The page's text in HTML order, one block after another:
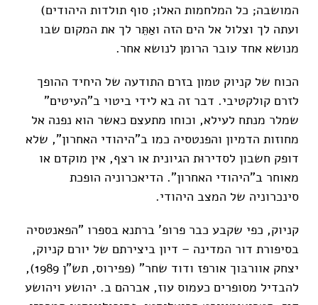
המושבה; כל המלחמות האלו; סוף תולדות היהודים)
ועתה לך וצלול אל הים הזה ואַתֵּר לך את המקום שבו
מנושא אחד עובר הרומן לנושא אחר.
הכוח של קניוק טמון בזרם התודעה של היחיד ההופך
לזרם קולקטיבי. דבר זה בא לידי ביטוי ב"העיטים"
שמלר מנתח לעילא, וכוחו מתעצם כאשר הוא נפנה אל
מחוזות הדמיון והפנטסיה כמו ב"היהודי האחרון", שלא
דופק חשבון לסדירוּת הגיונית או רצף, אין מוקדם או
מאוחר ב"היהודי האחרון". הדיאכרוניה הופכת
סינכרוניה של המצב היהודי.
קניוק, כפי שקבע כבר פרופ' ברתנא בספרו "הפאנטסיה
בסיפורת דור המדינה – דיון ביצירתם של יורם קניוק,
יצחק אוורבּוך אורפז ודוד שחר" (פפירוס, תש"ן 1989),
להבדיל מסופרים כעמוס עוז, אברהם ב. יהושע ויהושע